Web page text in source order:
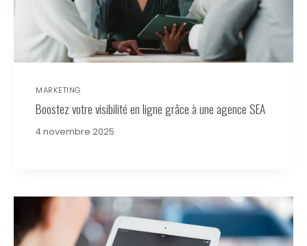
MARKETING
Boostez votre visibilité en ligne grâce à une agence SEA
4 novembre 2025